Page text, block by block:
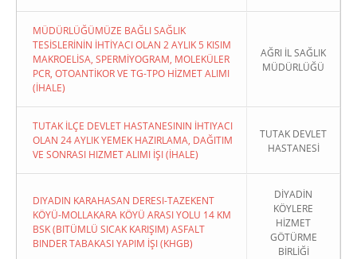
MÜDÜRLÜĞÜMÜZE BAĞLI SAĞLIK
TESİSLERİNİN İHTİYACI OLAN 2 AYLIK 5 KISIM
MAKROELİSA, SPERMİYOGRAM, MOLEKÜLER
PCR, OTOANTİKOR VE TG-TPO HİZMET ALIMI
(İHALE)
AĞRI İL SAĞLIK
MÜDÜRLÜĞÜ
TUTAK İLÇE DEVLET HASTANESININ İHTIYACI
OLAN 24 AYLIK YEMEK HAZIRLAMA, DAĞITIM
VE SONRASI HIZMET ALIMI İŞI (İHALE)
TUTAK DEVLET
HASTANESİ
DIYADIN KARAHASAN DERESI-TAZEKENT
KÖYÜ-MOLLAKARA KÖYÜ ARASI YOLU 14 KM
BSK (BITÜMLÜ SICAK KARIŞIM) ASFALT
BINDER TABAKASI YAPIM İŞI (KHGB)
DİYADİN
KÖYLERE
HİZMET
GÖTÜRME
BİRLİĞİ